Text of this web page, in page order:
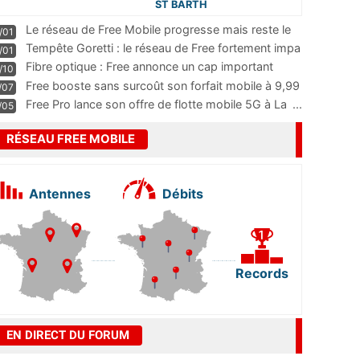
ST BARTH
Le réseau de Free Mobile progresse mais reste le
m
...
Tempête Goretti : le réseau de Free fortement impa
Fibre optique : Free annonce un cap important
pass
...
Free booste sans surcoût son forfait mobile à 9,99
Free Pro lance son offre de flotte mobile 5G à La ...
RÉSEAU FREE MOBILE
Antennes Débits
Records
EN DIRECT DU FORUM